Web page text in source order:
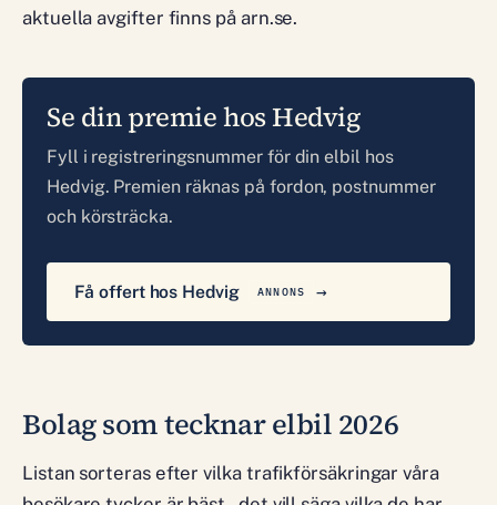
aktuella avgifter finns på arn.se.
Se din premie hos Hedvig
Fyll i registreringsnummer för din elbil hos
Hedvig. Premien räknas på fordon, postnummer
och körsträcka.
Få offert hos Hedvig ANNONS
Bolag som tecknar elbil 2026
Listan sorteras efter vilka trafikförsäkringar våra